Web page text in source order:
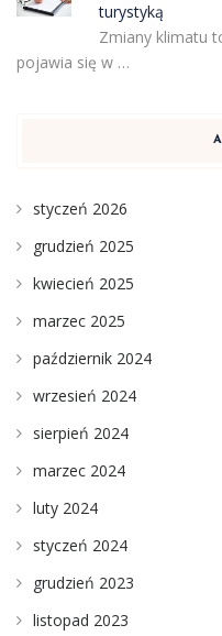
turystyką
Zmiany klimatu
pojawia się w …
styczeń 2026
grudzień 2025
kwiecień 2025
marzec 2025
październik 2024
wrzesień 2024
sierpień 2024
marzec 2024
luty 2024
styczeń 2024
grudzień 2023
listopad 2023